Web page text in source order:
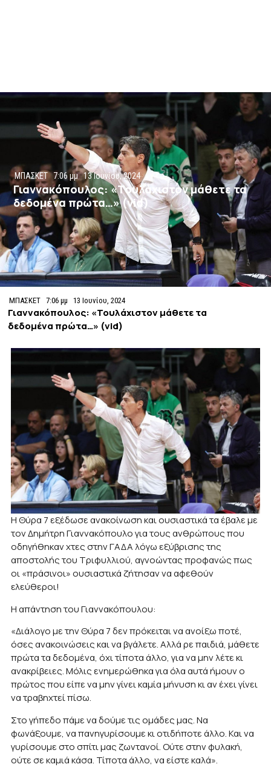
ΜΠΑΣΚΕΤ 7:06 μμ 13 Ιουνίου, 2024
Γιαννακόπουλος: «Τουλάχιστον μάθετε τα
δεδομένα πρώτα…» (vid)
ΜΠΑΣΚΕΤ 7:06 μμ 13 Ιουνίου, 2024
Γιαννακόπουλος: «Τουλάχιστον μάθετε τα
δεδομένα πρώτα…» (vid)
Η Θύρα 7 εξέδωσε ανακοίνωση και ουσιαστικά τα έβαλε με
τον Δημήτρη Γιαννακόπουλο για τους ανθρώπους που
οδηγήθηκαν χτες στην ΓΑΔΑ λόγω εξύβρισης της
αποστολής του Τριφυλλιού, αγνοώντας προφανώς πως
οι «πράσινοι» ουσιαστικά ζήτησαν να αφεθούν
ελεύθεροι!
Η απάντηση του Γιαννακόπουλου:
«Διάλογο με την Θύρα 7 δεν πρόκειται να ανοίξω ποτέ,
όσες ανακοινώσεις και να βγάλετε. Αλλά ρε παιδιά, μάθετε
πρώτα τα δεδομένα, όχι τίποτα άλλο, για να μην λέτε κι
ανακρίβειες. Μόλις ενημερώθηκα για όλα αυτά ήμουν ο
πρώτος που είπε να μην γίνει καμία μήνυση κι αν έχει γίνει
να τραβηχτεί πίσω.
Στο γήπεδο πάμε να δούμε τις ομάδες μας. Να
φωνάξουμε, να πανηγυρίσουμε κι οτιδήποτε άλλο. Και να
γυρίσουμε στο σπίτι μας ζωντανοί. Ούτε στην φυλακή,
ούτε σε καμιά κάσα. Τίποτα άλλο, να είστε καλά».